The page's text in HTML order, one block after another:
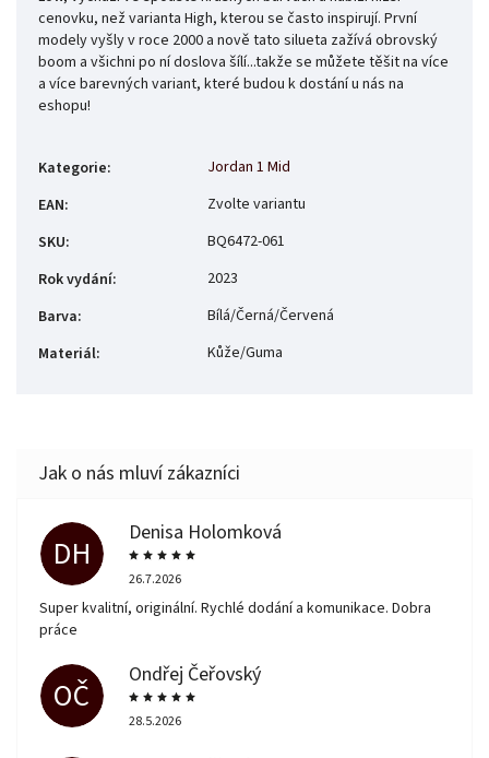
cenovku, než varianta High, kterou se často inspirují. První
modely vyšly v roce 2000 a nově tato silueta zažívá obrovský
boom a všichni po ní doslova šílí...takže se můžete těšit na více
a více barevných variant, které budou k dostání u nás na
eshopu!
Kategorie:
Jordan 1 Mid
EAN:
Zvolte variantu
SKU:
BQ6472-061
Rok vydání:
2023
Barva:
Bílá/Černá/Červená
Materiál: Kůže/Guma
DH
Denisa Holomková
26.7.2026
Super kvalitní, originální. Rychlé dodání a komunikace. Dobra
práce
OČ
Ondřej Čeřovský
28.5.2026